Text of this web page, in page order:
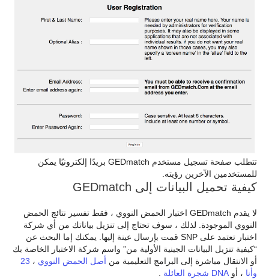
تتطلب صفحة تسجيل مستخدم GEDmatch بريدًا إلكترونيًا يمكن
للمستخدمين الآخرين رؤيته.
كيفية تحميل البيانات إلى GEDmatch
لا يقدم GEDmatch اختبار الحمض النووي ، فقط تفسير نتائج الحمض
النووي الموجودة. لذلك ، سوف تحتاج إلى تنزيل بياناتك من أي شركة
اختبار تعتمد على SNP قمت بإرسال عينة إليها. يمكنك إما البحث عن
“كيفية تنزيل البيانات الجينية الأولية من” واسم شركة الاختبار الخاصة بك
أو الانتقال مباشرة إلى البرامج التعليمية من أصل الحمض النووي ، 23
وأنا ، أو